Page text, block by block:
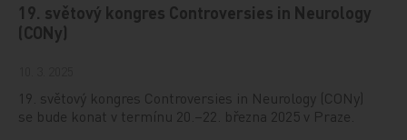
19. světový kongres Controversies in Neurology
(CONy)
19. světový kongres Controversies in Neurology (CONy)
se bude konat v termínu 20.–22. března 2025 v Praze.